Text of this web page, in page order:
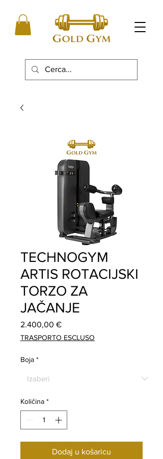
TECHNOGYM
ARTIS ROTACIJSKI
TORZO ZA
JAČANJE
2.400,00 €Cijena
TRASPORTO ESCLUSO
Boja *
Količina *
Dodaj u košaricu